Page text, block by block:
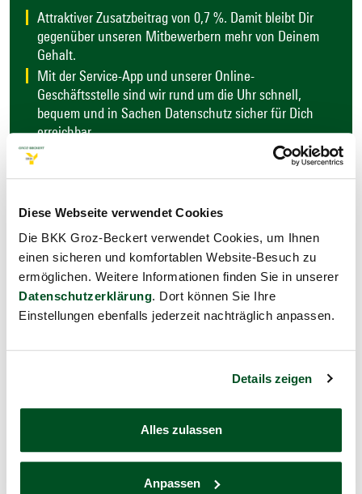
Diese Webseite verwendet Cookies
Die BKK Groz-Beckert verwendet Cookies, um Ihnen
einen sicheren und komfortablen Website-Besuch zu
ermöglichen. Weitere Informationen finden Sie in unserer
Datenschutzerklärung. Dort können Sie Ihre
Einstellungen ebenfalls jederzeit nachträglich anpassen.
Details zeigen
Alles zulassen
Anpassen
Attraktiver Zusatzbeitrag von 0,7 %. Damit bleibt Dir
gegenüber unseren Mitbewerbern mehr von Deinem
Gehalt.
Mit der Service-App und unserer Online-
Geschäftsstelle sind wir rund um die Uhr schnell,
bequem und in Sachen Datenschutz sicher für Dich
erreichbar.
Wir bieten persönliche Ansprechpartner vor Ort mit
Viele Zusatzangebote wie zum Beispiel
Haut-Screening auch vor dem 35. Lebensjahr
Kostenübernahme für Schutzimpfungen bei privaten
Auslandsreisen
BKK Hausarzt- und Facharztprogramme
Zusatzversicherungen in Kooperation mit der Barmenia
Krankenversicherung a.G., die unser Leistungsangebot
Gesundheitsprogrammbewusst gesundmit 7 Bausteinen für
mehr Gesundheitsschutz und Lebensqualität, unter anderem